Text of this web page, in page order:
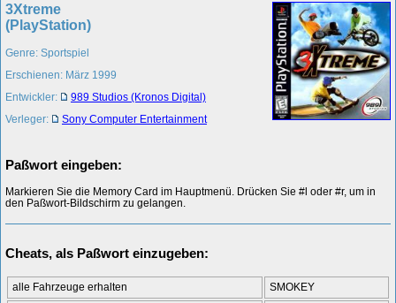
3Xtreme
(PlayStation)
Genre: Sportspiel
Erschienen: März 1999
Entwickler:
989 Studios (Kronos Digital)
Verleger:
Sony Computer Entertainment
Paßwort eingeben:
Markieren Sie die Memory Card im Hauptmenü. Drücken Sie #l oder #r, um in
den Paßwort-Bildschirm zu gelangen.
Cheats, als Paßwort einzugeben:
alle Fahrzeuge erhalten
SMOKEY